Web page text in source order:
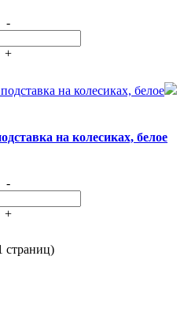
-
+
на колесиках, белое
-
+
страниц)